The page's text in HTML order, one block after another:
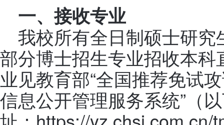
一、接收专业
我校所有全日制硕士研
部分博士招生专业招收本
业见教育部“全国推荐免试
信息公开管理服务系统”（